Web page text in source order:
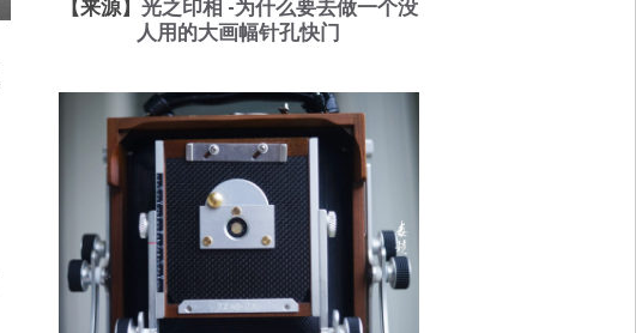
【来源】 光之印相 -为什么要去做一个没
人用的大画幅针孔快门